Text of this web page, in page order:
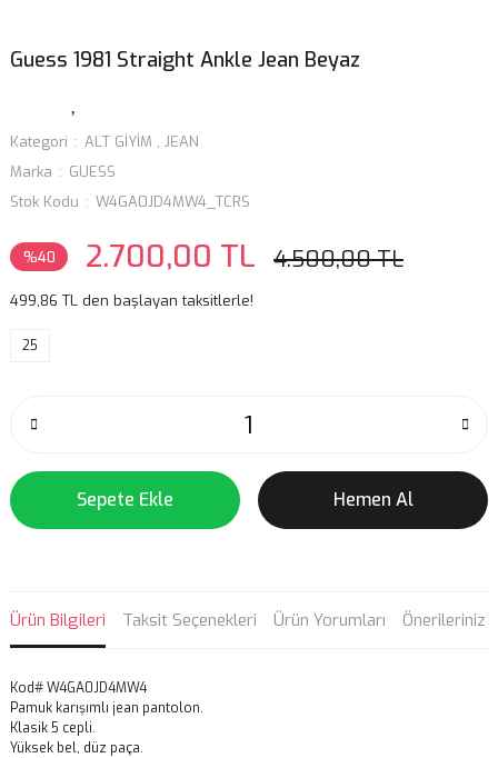
Guess 1981 Straight Ankle Jean Beyaz
Kategori ALT GİYİM , JEAN
Marka
GUESS
Stok Kodu
W4GA0JD4MW4_TCRS
%40 2.700,00 TL 4.500,00 TL
499,86 TL den başlayan taksitlerle!
25
Sepete Ekle Hemen Al
Ürün Bilgileri Taksit Seçenekleri Ürün Yorumları Önerileriniz
Kod# W4GA0JD4MW4
Pamuk karışımlı jean pantolon.
Klasik 5 cepli.
Yüksek bel, düz paça.